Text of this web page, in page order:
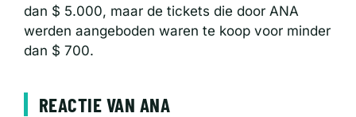
dan $ 5.000, maar de tickets die door ANA
werden aangeboden waren te koop voor minder
dan $ 700.
REACTIE VAN ANA